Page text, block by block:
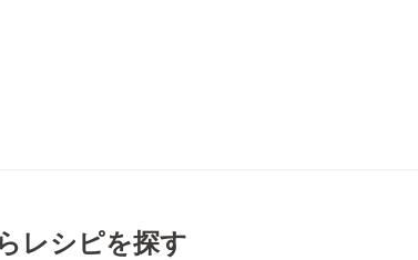
レシピを探す